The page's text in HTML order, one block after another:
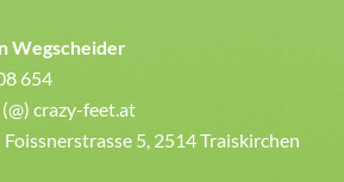
Wegscheider
654
crazy-feet.at
5, 2514 Traiskirchen